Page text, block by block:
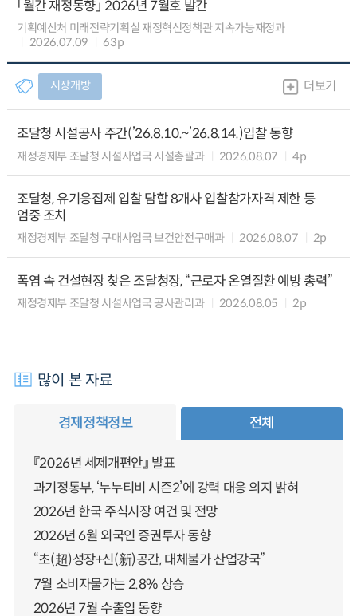
「월간 재정동향」 2026년 7월호 발간
기획예산처 미래전략기획실 재정혁신정책관 지속가능재정과
2026.07.09
63p
시장개방 더보기
조달청 시설공사 주간(’26.8.10.~’26.8.14.)입찰 동향
재정경제부 조달청 시설사업국 시설총괄과 2026.08.07 4p
조달청, 유기응집제 입찰 담합 8개사 입찰참가자격 제한 등
엄중 조치
재정경제부 조달청 구매사업국 보건안전구매과 2026.08.07 2p
폭염 속 건설현장 찾은 조달청장, “근로자 온열질환 예방 총력”
재정경제부 조달청 시설사업국 공사관리과 2026.08.05 2p
많이 본 자료
경제정책정보 전체
『2026년 세제개편안』 발표
과기정통부, ‘누누티비 시즌2’에 강력 대응 의지 밝혀
2026년 한국 주식시장 여건 및 전망
2026년 6월 외국인 증권투자 동향
“초(超)성장+신(新)공간, 대체불가 산업강국”
7월 소비자물가는 2.8% 상승
2026년 7월 수출입 동향